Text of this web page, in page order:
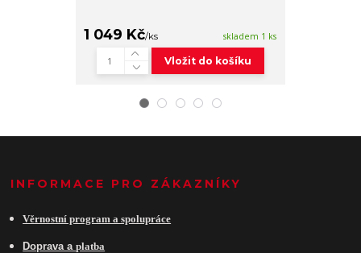
1 049 Kč/ks skladem 1 ks
Vložit do košíku
INFORMACE PRO ZÁKAZNÍKY
Věrnostní program a spolupráce
Doprava aplatba